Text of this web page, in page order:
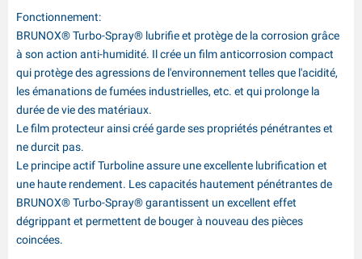
Fonctionnement:
BRUNOX® Turbo-Spray® lubrifie et protège de la corrosion grâce
à son action anti-humidité. Il crée un film anticorrosion compact
qui protège des agressions de l'environnement telles que l'acidité,
les émanations de fumées industrielles, etc. et qui prolonge la
durée de vie des matériaux.
Le film protecteur ainsi créé garde ses propriétés pénétrantes et
ne durcit pas.
Le principe actif Turboline assure une excellente lubrification et
une haute rendement. Les capacités hautement pénétrantes de
BRUNOX® Turbo-Spray® garantissent un excellent effet
dégrippant et permettent de bouger à nouveau des pièces
coincées.